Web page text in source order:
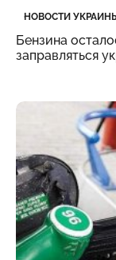
Категория
НОВОСТИ
Дата
Бензина
заправляться